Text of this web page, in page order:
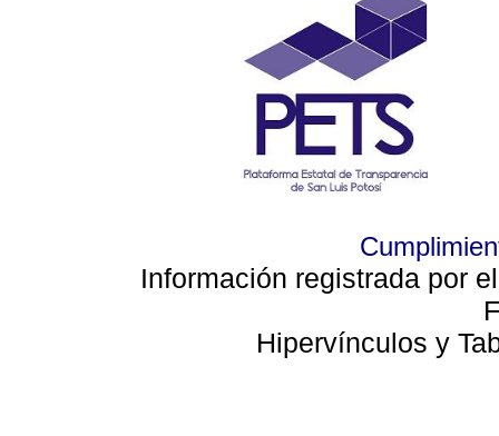
Información registrada por
Hipervínculos y